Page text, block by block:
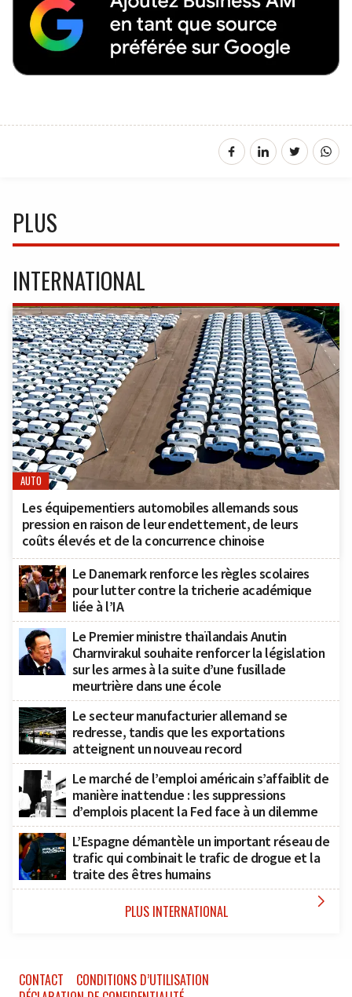
PLUS
INTERNATIONAL
AUTO
Les équipementiers automobiles allemands sous
pression en raison de leur endettement, de leurs
coûts élevés et de la concurrence chinoise
Le Danemark renforce les règles scolaires
pour lutter contre la tricherie académique
liée à l’IA
Le Premier ministre thaïlandais Anutin
Charnvirakul souhaite renforcer la législation
sur les armes à la suite d’une fusillade
meurtrière dans une école
Le secteur manufacturier allemand se
redresse, tandis que les exportations
atteignent un nouveau record
Le marché de l’emploi américain s’affaiblit de
manière inattendue : les suppressions
d’emplois placent la Fed face à un dilemme
L’Espagne démantèle un important réseau de
trafic qui combinait le trafic de drogue et la
traite des êtres humains
PLUS INTERNATIONAL 
CONTACT
CONDITIONS D’UTILISATION